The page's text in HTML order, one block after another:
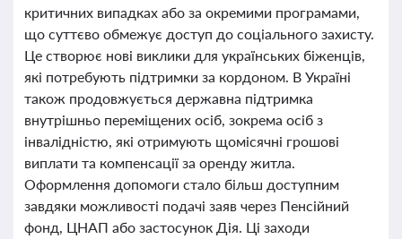
критичних випадках або за окремими програмами,
що суттєво обмежує доступ до соціального захисту.
Це створює нові виклики для українських біженців,
які потребують підтримки за кордоном. В Україні
також продовжується державна підтримка
внутрішньо переміщених осіб, зокрема осіб з
інвалідністю, які отримують щомісячні грошові
виплати та компенсації за оренду житла.
Оформлення допомоги стало більш доступним
завдяки можливості подачі заяв через Пенсійний
фонд, ЦНАП або застосунок Дія. Ці заходи